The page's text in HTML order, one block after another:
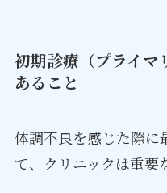
初期診療（プライマ
あること
体調不良を感じた際に
て、クリニックは重要